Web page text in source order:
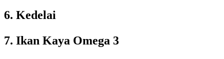
6. Kedelai
7. Ikan Kaya Omega 3